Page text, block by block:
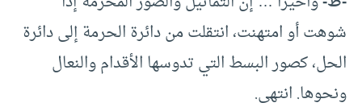
شوهت أو امتهنت، انتقلت من دائرة الحرمة إلى دائرة
الحل، كصور البسط التي تدوسها الأقدام والنعال
ونحوها. انتهى.